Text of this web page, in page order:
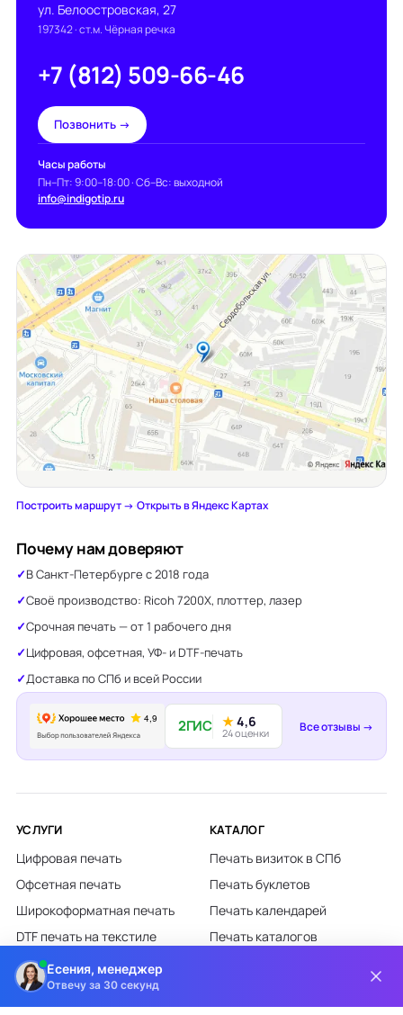
ул. Белоостровская, 27
197342· ст.м. Чёрная речка
+7 (812) 509-66-46
Позвонить →
Часы работы
Пн–Пт: 9:00–18:00 · Сб–Вс: выходной
info@indigotip.ru
Построить маршрут →·Открыть в Яндекс Картах
Почему нам доверяют
В Санкт-Петербурге с 2018 года
Своё производство: Ricoh 7200X, плоттер, лазер
Срочная печать — от 1 рабочего дня
Цифровая, офсетная, УФ- и DTF-печать
Доставка по СПб и всей России
2ГИС ★4,6
24 оценки Все отзывы →
УСЛУГИ
Цифровая печать
Офсетная печать
Широкоформатная печать
DTF печать на текстиле
Лазерная гравировка
КАТАЛОГ
Печать визиток в СПб
Печать буклетов
Печать календарей
Печать каталогов
Есения, менеджер
Отвечу за 30 секунд